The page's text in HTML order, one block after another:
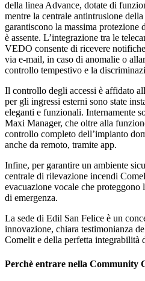
della linea Advance, dotate di
mentre la centrale antintrusione della
garantiscono la massima protezione
è assente. L’integrazione tra le
VEDO consente di ricevere
via e-mail, in caso di anomalie o
controllo tempestivo e la
Il controllo degli accessi è affidato
per gli ingressi esterni sono state
eleganti e funzionali. Internamente
Maxi Manager, che oltre alla
controllo completo dell’impianto
anche da remoto, tramite app.
Infine, per garantire un ambiente
centrale di rilevazione incendi
evacuazione vocale che proteggono
di emergenza.
La sede di Edil San Felice è un
innovazione, chiara testimonianza
Comelit e della perfetta integrabilità
Perchè entrare nella Community